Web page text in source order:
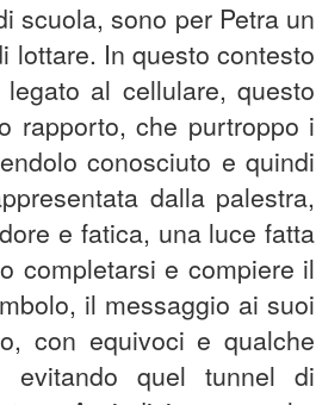
scuola, sono per Petra un
lottare. In questo contesto
al cellulare, questo
rapporto, che purtroppo i
conosciuto e quindi
dalla palestra,
e fatica, una luce fatta
completarsi e compiere il
il messaggio ai suoi
con equivoci e qualche
evitando quel tunnel di